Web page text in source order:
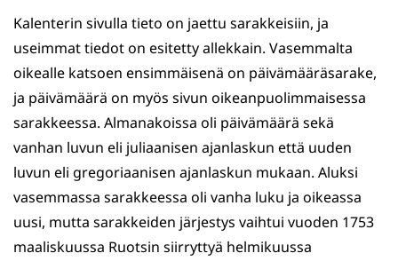
Kalenterin sivulla tieto on jaettu sarakkeisiin, ja
useimmat tiedot on esitetty allekkain. Vasemmalta
oikealle katsoen ensimmäisenä on päivämääräsarake,
ja päivämäärä on myös sivun oikeanpuolimmaisessa
sarakkeessa. Almanakoissa oli päivämäärä sekä
vanhan luvun eli juliaanisen ajanlaskun että uuden
luvun eli gregoriaanisen ajanlaskun mukaan. Aluksi
vasemmassa sarakkeessa oli vanha luku ja oikeassa
uusi, mutta sarakkeiden järjestys vaihtui vuoden 1753
maaliskuussa Ruotsin siirryttyä helmikuussa